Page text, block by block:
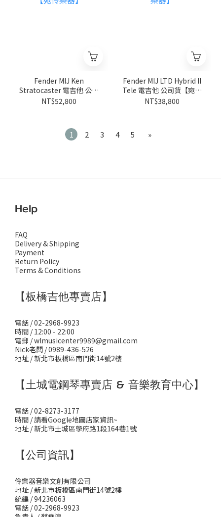
Fender MIJ Ken
Stratocaster 電吉他 公司
貨【宛伶樂器】
NT$52,800
Fender MIJ LTD Hybrid II
Tele 電吉他 公司貨【宛伶
樂器】
NT$38,800
1 2 3 4 5 »
Help
FAQ
Delivery & Shipping
Payment
Return Policy
Terms & Conditions
【板橋吉他專賣店】
電話 / 02-2968-9923
時間 / 12:00 - 22:00
電郵 / wlmusicenter9989@gmail.com
Nick老闆 / 0989-436-526
地址 / 新北市板橋區南門街14號2樓
【土城電鋼琴專賣店 & 音樂教育中心】
電話 / 02-8273-3177
時間 / 請看Google地圖店家資訊~
地址 / 新北市土城區學府路1段164巷1號
【公司資訊】
伶樂器音樂文創有限公司
地址 / 新北市板橋區南門街14號2樓
統編 / 94236063
電話 / 02-2968-9923